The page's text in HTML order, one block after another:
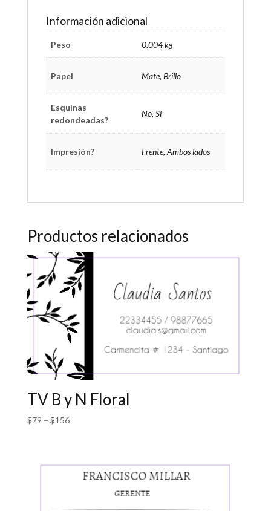
Información adicional
Peso 0.004 kg
Papel Mate, Brillo
Esquinas
redondeadas?
No, Si
Impresión? Frente, Ambos lados
Productos relacionados
TV B y N Floral
$79 – $156